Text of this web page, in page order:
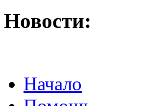
Новости:
Начало